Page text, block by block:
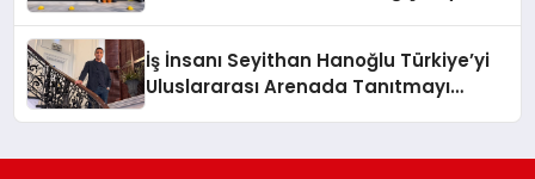
İş İnsanı Seyithan Hanoğlu Türkiye’yi
Uluslararası Arenada Tanıtmayı